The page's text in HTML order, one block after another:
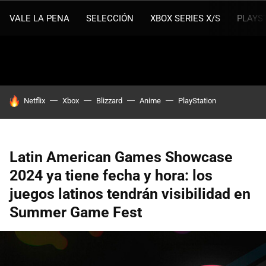
VALE LA PENA SELECCIÓN XBOX SERIES X/S
HOY SE HABLA DE
Netflix Xbox Blizzard Anime PlayStation
Latin American Games Showcase
2024 ya tiene fecha y hora: los
juegos latinos tendrán visibilidad en
Summer Game Fest